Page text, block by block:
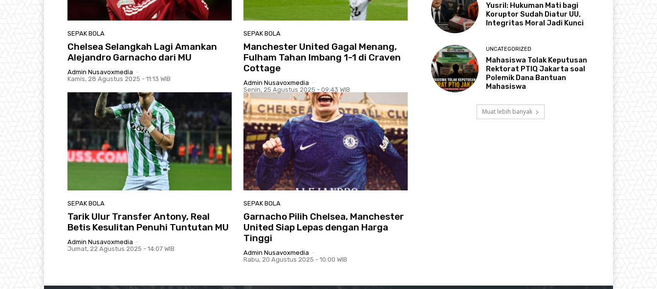
SEPAK BOLA
Chelsea Selangkah Lagi Amankan
Alejandro Garnacho dari MU
Admin Nusavoxmedia -
Kamis, 28 Agustus 2025 - 11:13 WIB
SEPAK BOLA
Manchester United Gagal Menang,
Fulham Tahan Imbang 1-1 di Craven
Cottage
Admin Nusavoxmedia -
Senin, 25 Agustus 2025 - 09:43 WIB
SEPAK BOLA
Tarik Ulur Transfer Antony, Real
Betis Kesulitan Penuhi Tuntutan MU
Admin Nusavoxmedia -
Jumat, 22 Agustus 2025 - 14:07 WIB
SEPAK BOLA
Garnacho Pilih Chelsea, Manchester
United Siap Lepas dengan Harga
Tinggi
Admin Nusavoxmedia -
Rabu, 20 Agustus 2025 - 10:00 WIB
Yusril: Hukuman Mati bagi
Koruptor Sudah Diatur UU,
Integritas Moral Jadi Kunci
UNCATEGORIZED
Mahasiswa Tolak Keputusan
Rektorat PTIQ Jakarta soal
Polemik Dana Bantuan
Mahasiswa
Muat lebih banyak